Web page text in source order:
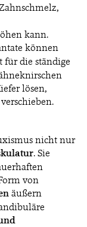
kann.
können
für die ständige
lösen,
nicht nur
. Sie
von
äußern